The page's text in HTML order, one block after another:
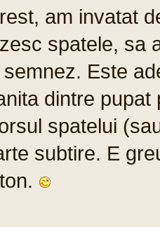
am invatat
spatele, sa
semnez. Este
dintre
spatelui
subtire. E